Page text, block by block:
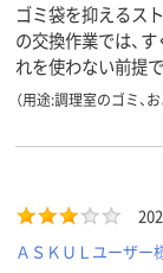
ゴミ袋を抑えるス
の交換作業では、
れを使わない前提
（用途:調理室のゴミ、
ＡＳＫＵＬユーザー